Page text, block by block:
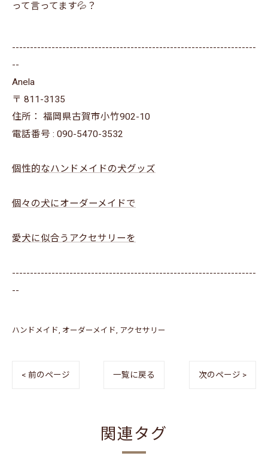
って言ってます💦？
--------------------------------------------------------------------
--
Anela
〒 811-3135
住所： 福岡県古賀市小竹902-10
電話番号 : 090-5470-3532
個性的なハンドメイドの犬グッズ
個々の犬にオーダーメイドで
愛犬に似合うアクセサリーを
--------------------------------------------------------------------
--
ハンドメイド オーダーメイド アクセサリー
< 前のページ 一覧に戻る 次のページ >
関連タグ